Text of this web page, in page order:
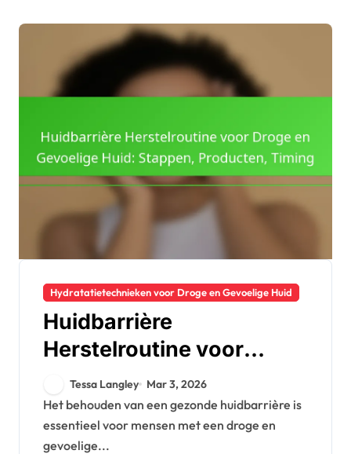
Hydratatietechnieken voor Droge en Gevoelige Huid
Huidbarrière
Herstelroutine voor
Droge en Gevoelige Huid:
Stappen, Producten,
Timing
Tessa Langley Mar 3, 2026
Het behouden van een gezonde huidbarrière is
essentieel voor mensen met een droge en
gevoelige...